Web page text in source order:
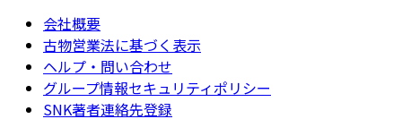
会社概要
古物営業法に基づく表示
ヘルプ・問い合わせ
グループ情報セキュリティポリシー
SNK著者連絡先登録